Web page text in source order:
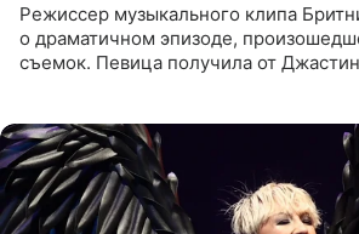
Режиссер музыкального клипа
о драматичном эпизоде,
съемок. Певица получила от